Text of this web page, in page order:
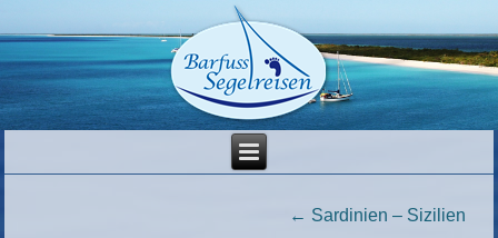
← Sardinien – Sizilien